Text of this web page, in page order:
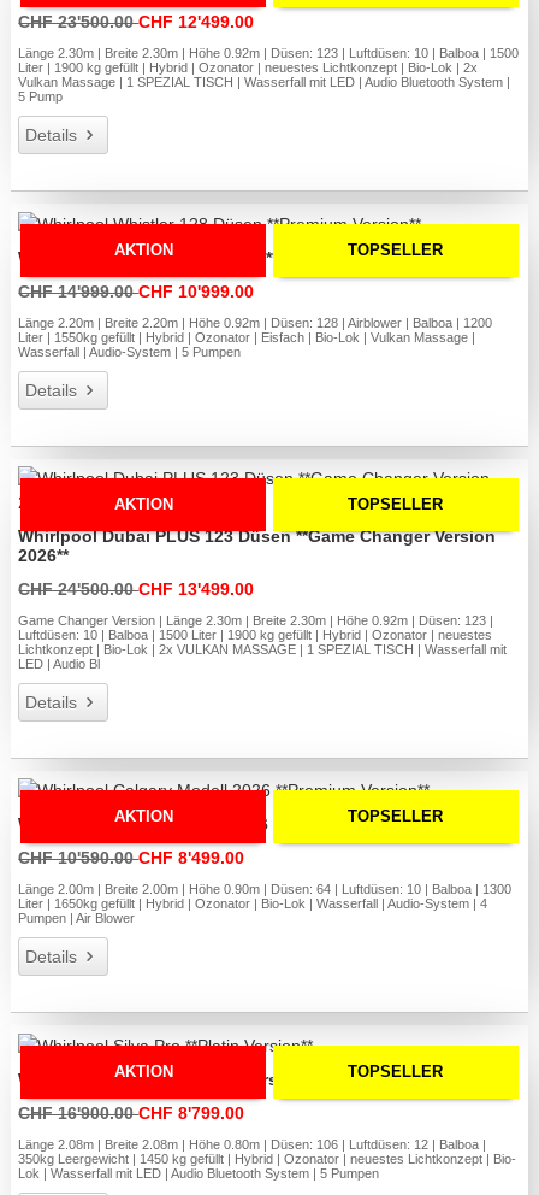
CHF 23'500.00CHF 12'499.00
Länge 2.30m | Breite 2.30m | Höhe 0.92m | Düsen: 123 | Luftdüsen: 10 | Balboa | 1500
Liter | 1900 kg gefüllt | Hybrid | Ozonator | neuestes Lichtkonzept | Bio-Lok | 2x
Vulkan Massage | 1 SPEZIAL TISCH | Wasserfall mit LED | Audio Bluetooth System |
5 Pump
Details
AKTION TOPSELLER
Whirlpool Whistler 128 Düsen **Premium Version**
CHF 14'999.00CHF 10'999.00
Länge 2.20m | Breite 2.20m | Höhe 0.92m | Düsen: 128 | Airblower | Balboa | 1200
Liter | 1550kg gefüllt | Hybrid | Ozonator | Eisfach | Bio-Lok | Vulkan Massage |
Wasserfall | Audio-System | 5 Pumpen
Details
AKTION TOPSELLER
Whirlpool Dubai PLUS 123 Düsen **Game Changer Version
2026**
CHF 24'500.00CHF 13'499.00
Game Changer Version | Länge 2.30m | Breite 2.30m | Höhe 0.92m | Düsen: 123 |
Luftdüsen: 10 | Balboa | 1500 Liter | 1900 kg gefüllt | Hybrid | Ozonator | neuestes
Lichtkonzept | Bio-Lok | 2x VULKAN MASSAGE | 1 SPEZIAL TISCH | Wasserfall mit
LED | Audio Bl
Details
AKTION TOPSELLER
Whirlpool Calgary Modell 2026 **Premium Version**
CHF 10'590.00CHF 8'499.00
Länge 2.00m | Breite 2.00m | Höhe 0.90m | Düsen: 64 | Luftdüsen: 10 | Balboa | 1300
Liter | 1650kg gefüllt | Hybrid | Ozonator | Bio-Lok | Wasserfall | Audio-System | 4
Pumpen | Air Blower
Details
AKTION TOPSELLER
Whirlpool Silva Pro **Platin Version**
CHF 16'900.00CHF 8'799.00
Länge 2.08m | Breite 2.08m | Höhe 0.80m | Düsen: 106 | Luftdüsen: 12 | Balboa |
350kg Leergewicht | 1450 kg gefüllt | Hybrid | Ozonator | neuestes Lichtkonzept | Bio-
Lok | Wasserfall mit LED | Audio Bluetooth System | 5 Pumpen